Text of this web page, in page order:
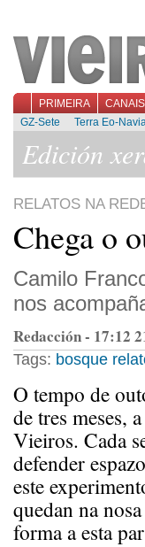
PRIMEIRA CANAIS
GZ-Sete
Terra Eo-
Edición
RELATOS NA
Chega o
Camilo
nos
Redacción - 17:12
Tags: bosque
O tempo de
de tres meses,
Vieiros. Cada
defender
este
quedan na
forma a esta